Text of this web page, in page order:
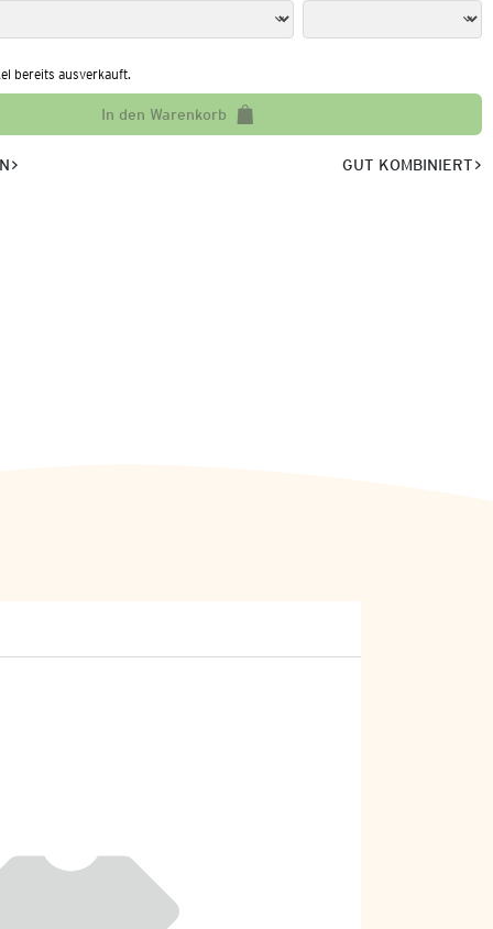
bereits ausverkauft.
In den Warenkorb
GUT KOMBINIERT